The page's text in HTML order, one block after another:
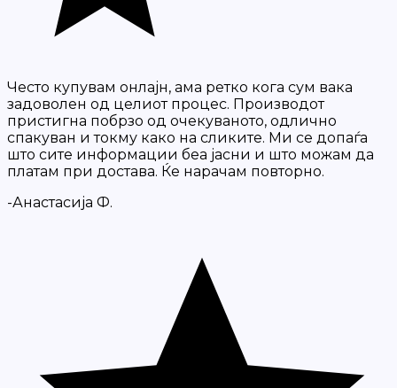
Често купувам онлајн, ама ретко кога сум вака
задоволен од целиот процес. Производот
пристигна побрзо од очекуваното, одлично
спакуван и токму како на сликите. Ми се допаѓа
што сите информации беа јасни и што можам да
платам при достава. Ќе нарачам повторно.
-Анастасија Ф.